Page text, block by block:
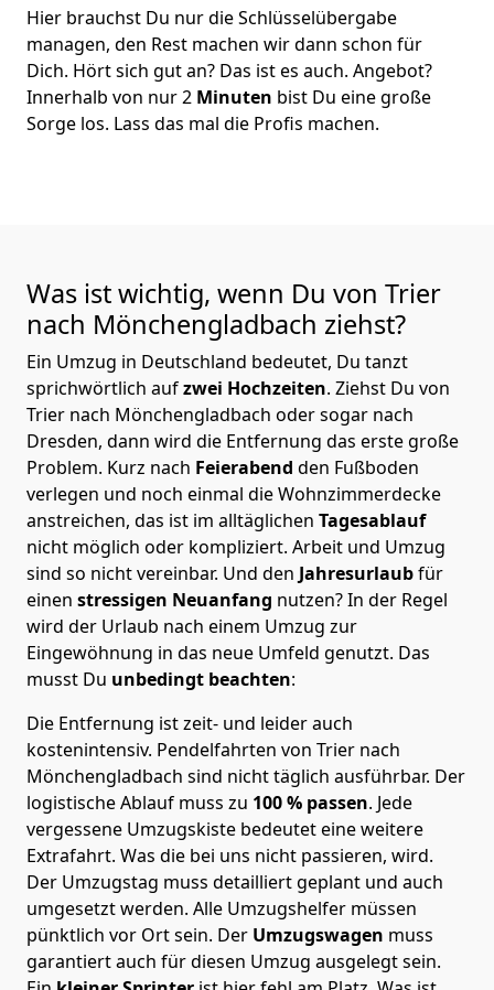
Hier brauchst Du nur die Schlüsselübergabe
managen, den Rest machen wir dann schon für
Dich. Hört sich gut an? Das ist es auch. Angebot?
Innerhalb von nur 2 Minuten bist Du eine große
Sorge los. Lass das mal die Profis machen.
Was ist wichtig, wenn Du von Trier
nach Mönchen­gladbach ziehst?
Ein Umzug in Deutschland bedeutet, Du tanzt
sprichwörtlich aufzwei Hochzeiten. Ziehst Du von
Trier nach Mönchen­gladbach oder sogar nach
Dresden, dann wird die Entfernung das erste große
Problem. Kurz nach Feierabend den Fußboden
verlegen und noch einmal die Wohnzimmerdecke
anstreichen, das ist im alltäglichen Tagesablauf
nicht möglich oder kompliziert. Arbeit und Umzug
sind so nicht vereinbar. Und den Jahresurlaubfür
einen stressigen Neuanfang nutzen? In der Regel
wird der Urlaub nach einem Umzug zur
Eingewöhnung in das neue Umfeld genutzt. Das
musst Du unbedingt beachten:
Die Entfernung ist zeit- und leider auch
kostenintensiv. Pendelfahrten von Trier nach
Mönchen­gladbach sind nicht täglich ausführbar. Der
logistische Ablauf muss zu 100 % passen. Jede
vergessene Umzugskiste bedeutet eine weitere
Extrafahrt. Was die bei uns nicht passieren, wird.
Der Umzugstag muss detailliert geplant und auch
umgesetzt werden. Alle Umzugshelfer müssen
pünktlich vor Ort sein. Der Umzugswagen muss
garantiert auch für diesen Umzug ausgelegt sein.